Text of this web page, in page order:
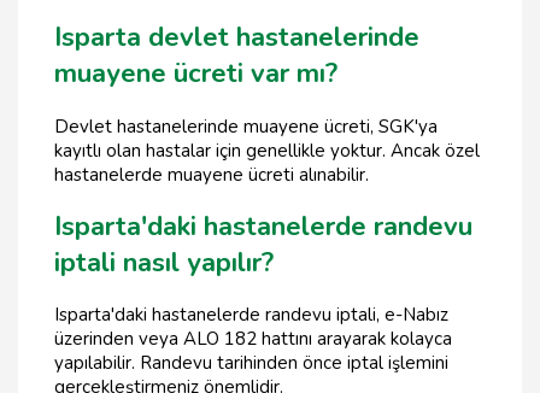
Isparta devlet hastanelerinde
muayene ücreti var mı?
Devlet hastanelerinde muayene ücreti, SGK'ya
kayıtlı olan hastalar için genellikle yoktur. Ancak özel
hastanelerde muayene ücreti alınabilir.
Isparta'daki hastanelerde randevu
iptali nasıl yapılır?
Isparta'daki hastanelerde randevu iptali, e-Nabız
üzerinden veya ALO 182 hattını arayarak kolayca
yapılabilir. Randevu tarihinden önce iptal işlemini
gerçekleştirmeniz önemlidir.